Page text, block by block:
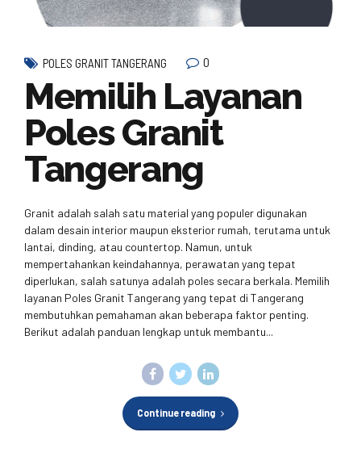
POLES GRANIT TANGERANG 0
Memilih Layanan
Poles Granit
Tangerang
Granit adalah salah satu material yang populer digunakan
dalam desain interior maupun eksterior rumah, terutama untuk
lantai, dinding, atau countertop. Namun, untuk
mempertahankan keindahannya, perawatan yang tepat
diperlukan, salah satunya adalah poles secara berkala. Memilih
layanan Poles Granit Tangerang yang tepat di Tangerang
membutuhkan pemahaman akan beberapa faktor penting.
Berikut adalah panduan lengkap untuk membantu...
Continue reading